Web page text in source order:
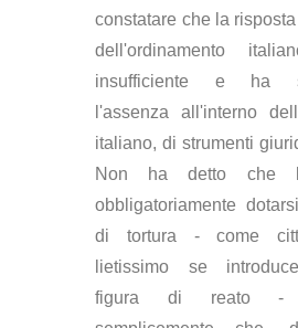
constatare che la
dell'ordinamento
insufficiente e ha
l'assenza all'interno
italiano, di strumenti
Non ha detto che
obbligatoriamente
di tortura - come
lietissimo se
figura di reato -